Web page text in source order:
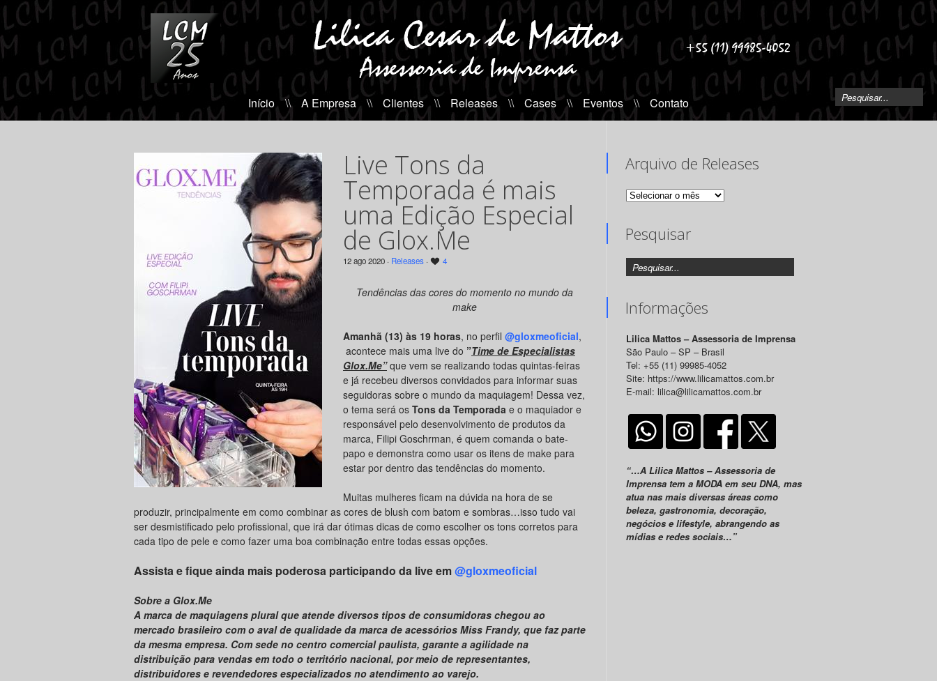
Início \\ A Empresa \\ Clientes \\ Releases \\ Cases \\ Eventos \\ Contato
Live Tons da
Temporada é mais
uma Edição Especial
de Glox.Me
12 ago 2020 · Releases · 4
Tendências das cores do momento no mundo da
make
Amanhã (13) às 19 horas, no perfil @gloxmeoficial,
acontece mais uma live do ”Time de Especialistas
Glox.Me”que vem se realizando todas quintas-feiras
e já recebeu diversos convidados para informar suas
seguidoras sobre o mundo da maquiagem! Dessa vez,
o tema será os Tons da Temporada e o maquiador e
responsável pelo desenvolvimento de produtos da
marca, Filipi Goschrman, é quem comanda o bate-
papo e demonstra como usar os itens de make para
estar por dentro das tendências do momento.
Muitas mulheres ficam na dúvida na hora de se
produzir, principalmente em como combinar as cores de blush com batom e sombras…isso tudo vai
ser desmistificado pelo profissional, que irá dar ótimas dicas de como escolher os tons corretos para
cada tipo de pele e como fazer uma boa combinação entre todas essas opções.
Assista e fique ainda mais poderosa participando da live em@gloxmeoficial
Sobre a Glox.Me
A marca de maquiagens plural que atende diversos tipos de consumidoras chegou ao
mercado brasileiro com o aval de qualidade da marca de acessórios Miss Frandy, que faz parte
da mesma empresa. Com sede no centro comercial paulista, garante a agilidade na
distribuição para vendas em todo o território nacional, por meio de representantes,
distribuidores e revendedores especializados no atendimento ao varejo.
Arquivo de Releases
Arquivo
Pesquisar
Informações
Lilica Mattos – Assessoria de Imprensa
São Paulo – SP – Brasil
Tel: +55 (11) 99985-4052
Site: https://www.lilicamattos.com.br
E-mail: lilica@lilicamattos.com.br
“…A Lilica Mattos – Assessoria de
Imprensa tem a MODA em seu DNA, mas
atua nas mais diversas áreas como
beleza, gastronomia, decoração,
negócios e lifestyle, abrangendo as
mídias e redes sociais…”